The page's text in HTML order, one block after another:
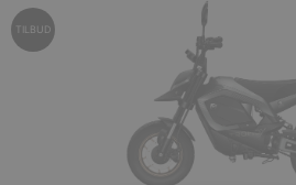
TILBUD